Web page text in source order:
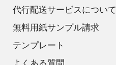
代行配送サービスについて
無料用紙サンプル請求
テンプレート